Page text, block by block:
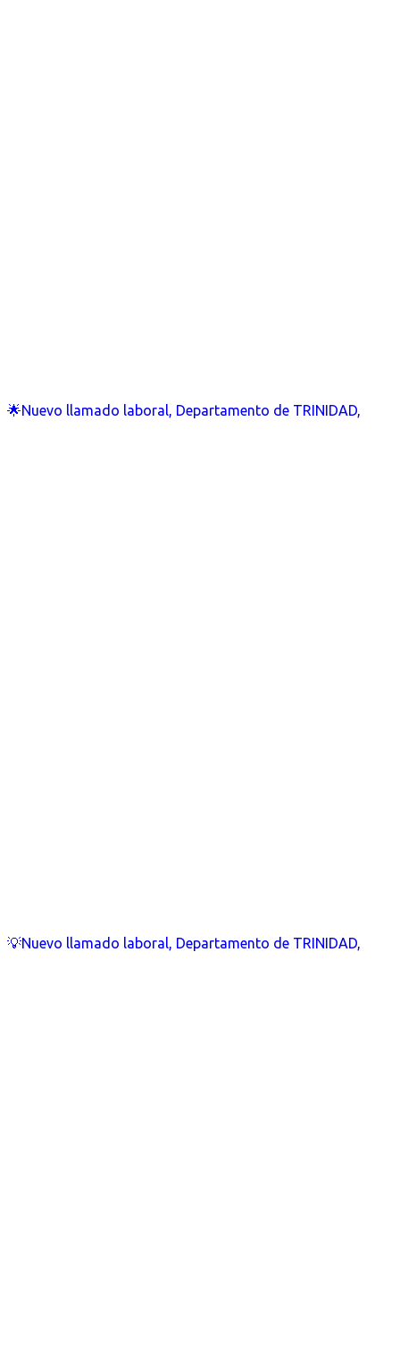
🌟Nuevo llamado laboral, Departamento de TRINIDAD,
💡Nuevo llamado laboral, Departamento de TRINIDAD,